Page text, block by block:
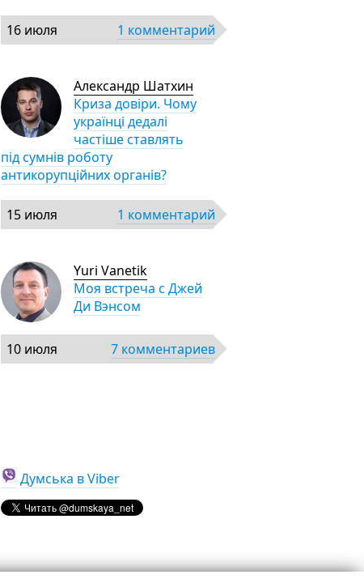
16 июля 1 комментарий
Александр Шатхин
Криза довіри. Чому
українці дедалі
частіше ставлять
під сумнів роботу
антикорупційних органів?
15 июля 1 комментарий
Yuri Vanetik
Моя встреча с Джей
Ди Вэнсом
10 июля 7 комментариев
Думська в Viber